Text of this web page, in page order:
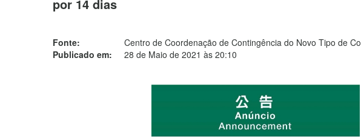
por 14 dias
Fonte:
Centro de Coordenação de Contingência do Novo Tipo de
Publicado em:
28 de Maio de 2021 às 20:10